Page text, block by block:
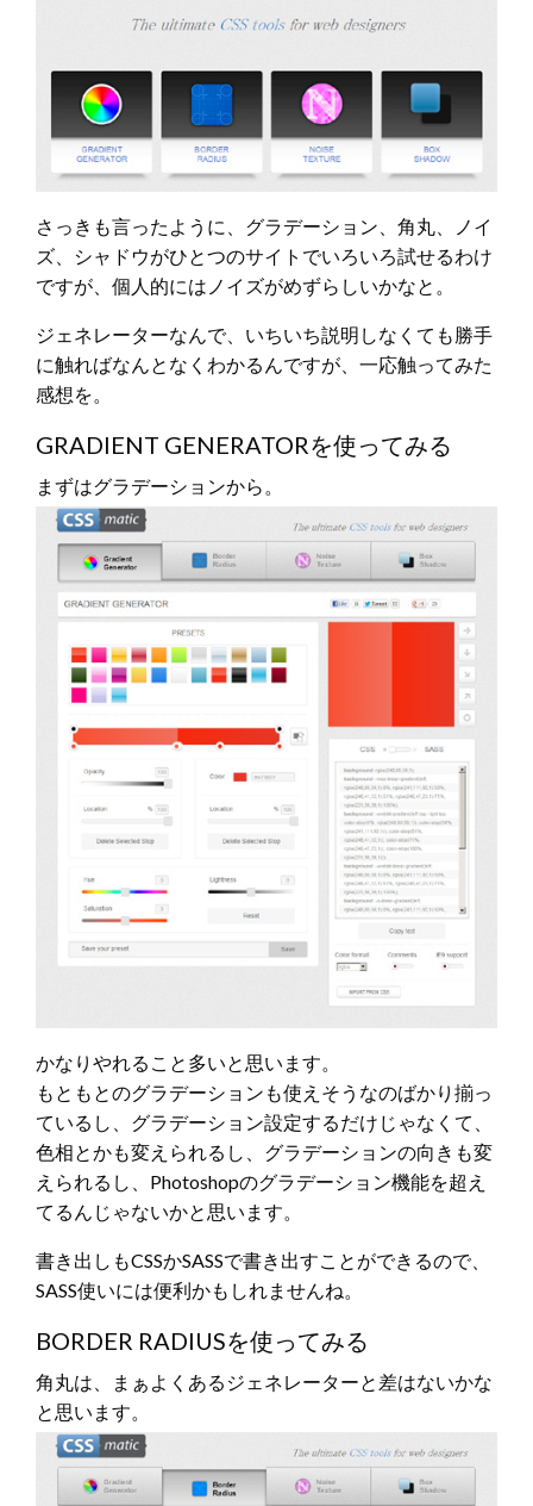
さっきも言ったように、グラデーション、角丸、ノイ
ズ、シャドウがひとつのサイトでいろいろ試せるわけ
ですが、個人的にはノイズがめずらしいかなと。
ジェネレーターなんで、いちいち説明しなくても勝手
に触ればなんとなくわかるんですが、一応触ってみた
感想を。
GRADIENT GENERATORを使ってみる
まずはグラデーションから。
かなりやれること多いと思います。
もともとのグラデーションも使えそうなのばかり揃っ
ているし、グラデーション設定するだけじゃなくて、
色相とかも変えられるし、グラデーションの向きも変
えられるし、Photoshopのグラデーション機能を超え
てるんじゃないかと思います。
書き出しもCSSかSASSで書き出すことができるので、
SASS使いには便利かもしれませんね。
BORDER RADIUSを使ってみる
角丸は、まぁよくあるジェネレーターと差はないかな
と思います。